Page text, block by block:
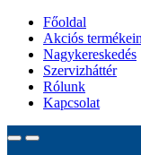
Főoldal
Akciós
Nagykereskedés
Szervizháttér
Rólunk
Kapcsolat